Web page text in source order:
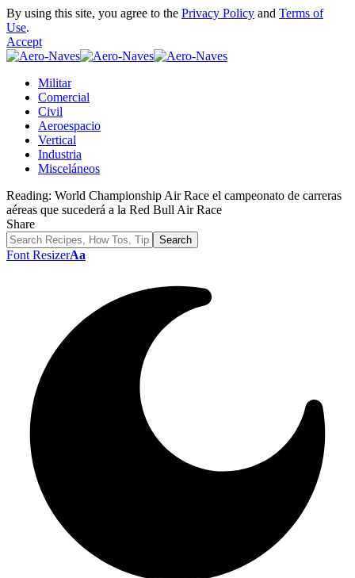
By using this site, you agree to the Privacy Policy and Terms of
Use.
Accept
Militar
Comercial
Civil
Aeroespacio
Vertical
Industria
Misceláneos
Reading: World Championship Air Race el campeonato de carreras
aéreas que sucederá a la Red Bull Air Race
Share
Font ResizerAa